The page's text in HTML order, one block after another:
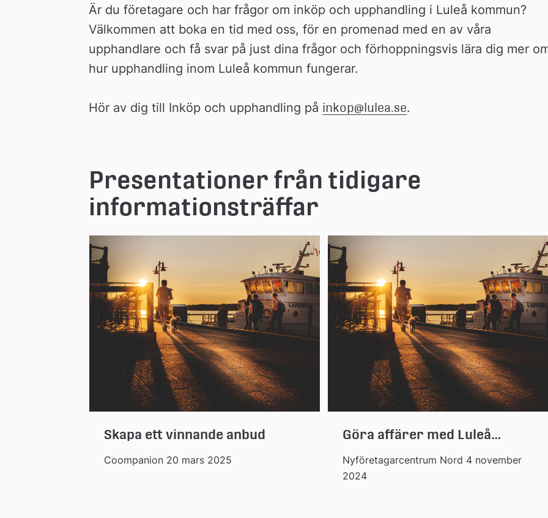
Är du företagare och har frågor om inköp och upphandling i Luleå kommun?
Välkommen att boka en tid med oss, för en promenad med en av våra
upphandlare och få svar på just dina frågor och förhoppningsvis lära dig mer
hur upphandling inom Luleå kommun fungerar.
Hör av dig till Inköp och upphandling på inkop@lulea.se.
Presentationer från tidigare
informationsträffar
Skapa ett vinnande anbud
Coompanion 20 mars 2025
Göra affärer med Luleå
Nyföretagarcentrum Nord 4 november
2024